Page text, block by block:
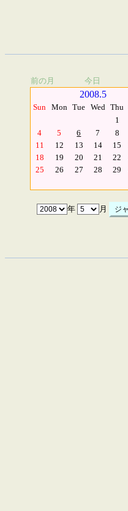
前の月 今日
2008.5
Sun Mon Tue Wed Thu
1
4
5 6 7 8
11
12 13 14 15
18
19 20 21 22
25
26 27 28 29
年 月